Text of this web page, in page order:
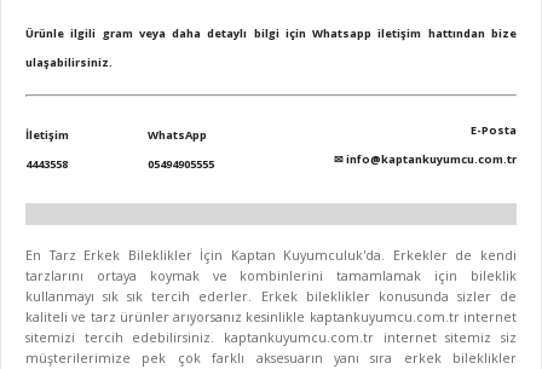
Ürünle ilgili gram veya daha detaylı bilgi için Whatsapp iletişim hattından bize
ulaşabilirsiniz.
İletişim
4443558
WhatsApp
05494905555
E-Posta
✉info@kaptankuyumcu.com.tr
En Tarz Erkek Bileklikler İçin Kaptan Kuyumculuk'da. Erkekler de kendi
tarzlarını ortaya koymak ve kombinlerini tamamlamak için bileklik
kullanmayı sık sık tercih ederler. Erkek bileklikler konusunda sizler de
kaliteli ve tarz ürünler arıyorsanız kesinlikle kaptankuyumcu.com.tr internet
sitemizi tercih edebilirsiniz. kaptankuyumcu.com.tr internet sitemiz siz
müşterilerimize pek çok farklı aksesuarın yanı sıra erkek bileklikler